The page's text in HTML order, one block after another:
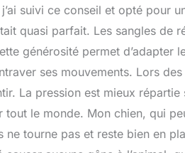
suivi ce conseil et opté pour
quasi parfait. Les sangles
générosité permet d’adapter
ses mouvements. Lors
La pression est mieux
le monde. Mon chien, qui
ne tourne pas et reste bien en